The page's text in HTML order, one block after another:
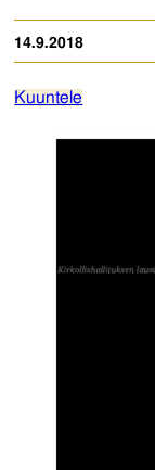
14.9.2018
Kuuntele